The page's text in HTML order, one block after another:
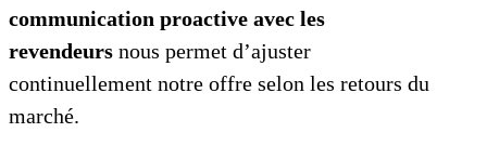
communication proactive avec les
revendeurs nous permet d’ajuster
continuellement notre offre selon les retours du
marché.